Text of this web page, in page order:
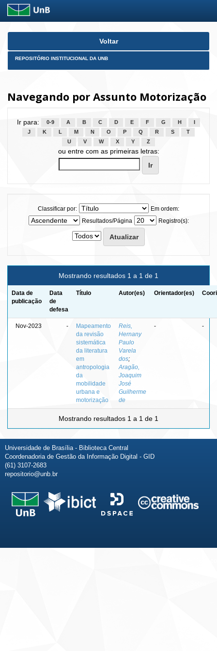
Skip
Voltar
REPOSITÓRIO INSTITUCIONAL DA UNB
Navegando por Assunto Motorização
Ir para: 0-9 A B C D E F G H
J
K L M N O P Q R S
T
U
V W X Y Z
ou entre com as primeiras letras:
Classificar por:
Em ordem:
Resultados/Página
Registro(s):
Mostrando resultados 1 a 1 de 1
Data de
publicação
Data
de
defesa
Título Autor(es) Orientador(es)
Nov-2023 -
Mapeamento
da revisão
sistemática
da literatura
em
antropologia
da
mobilidade
urbana e
motorização
Reis,
Hernany
Paulo
Varela
dos;
Aragão,
Joaquim
José
Guilherme
de
- -
Mostrando resultados 1 a 1 de 1
Universidade de Brasília - Biblioteca Central
Coordenadoria de Gestão da Informação Digital - GID
(61) 3107-2683
repositorio@unb.br